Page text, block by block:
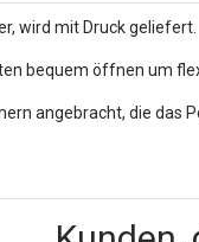
wird mit Druck geliefert.
bequem öffnen um
angebracht, die das